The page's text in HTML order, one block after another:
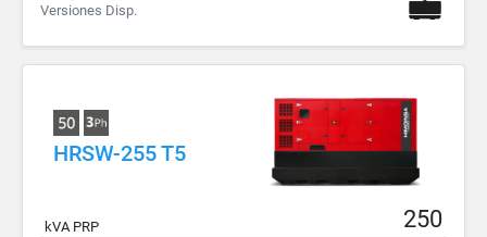
Versiones Disp.
HRSW-255 T5
kVA PRP 250